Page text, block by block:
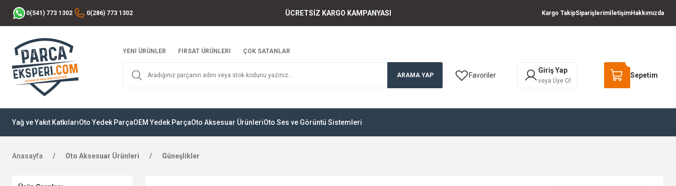
0(541) 773 1302 0(286) 773 1302 ÜCRETSİZ KARGO KAMPANYASI Kargo TakipSiparişlerimİletişimHakkımızda
YENİ ÜRÜNLER FIRSAT ÜRÜNLERİ ÇOK SATANLAR
ARAMA YAP Favoriler
Giriş Yap
veya Üye Ol
Sepetim
Yağ ve Yakıt KatkılarıOto Yedek ParçaOEM Yedek ParçaOto Aksesuar ÜrünleriOto Ses ve Görüntü Sistemleri
Anasayfa Oto Aksesuar Ürünleri Güneşlikler